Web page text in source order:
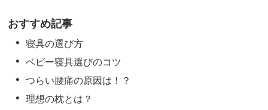
おすすめ記事
寝具の選び方
ベビー寝具選びのコツ
つらい腰痛の原因は！？
理想の枕とは？